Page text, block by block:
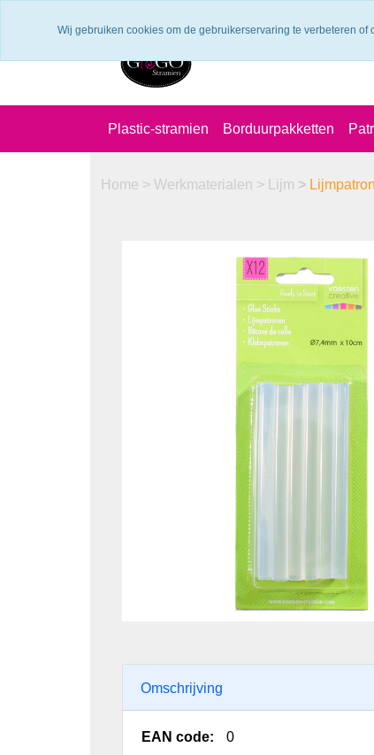
Plastic-stramien Borduurpakketten
Home > Werkmaterialen > Lijm >
Omschrijving
EAN code: 0
Wij gebruiken cookies om de gebruikerservaring te verbeteren